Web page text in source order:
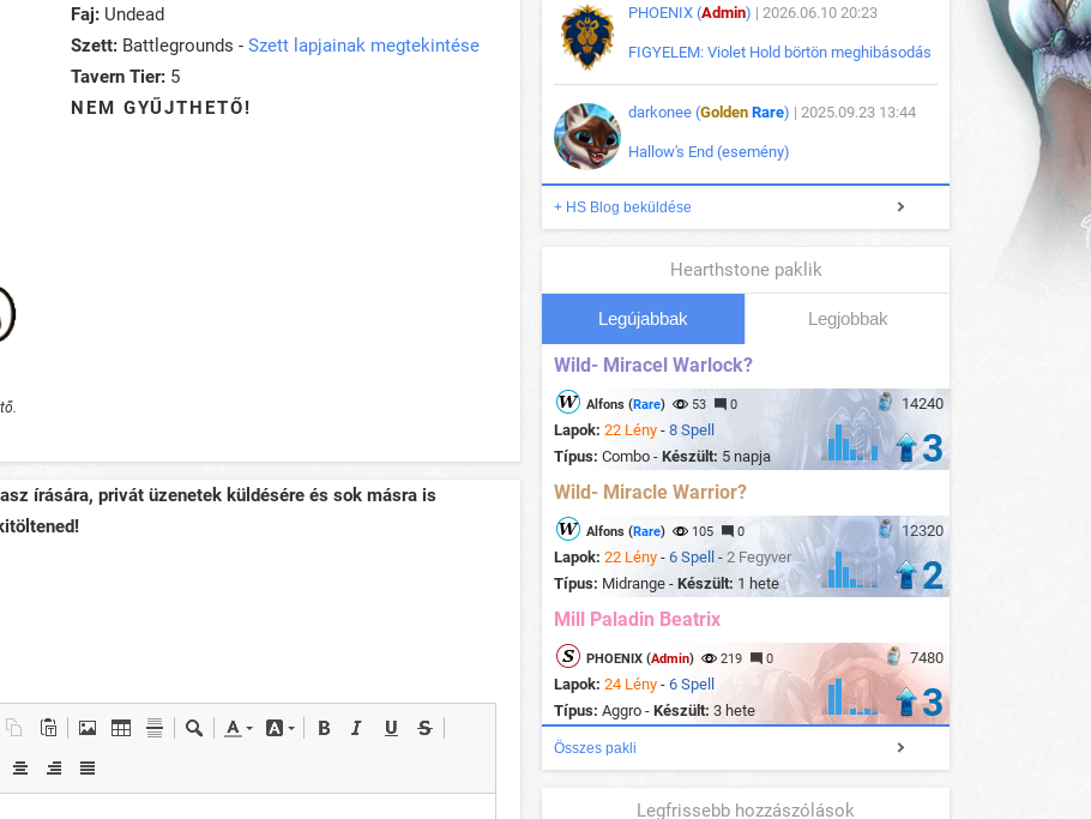
Faj: Undead
Szett: Battlegrounds - Szett lapjainak megtekintése
Tavern Tier: 5
NEM GYŰJTHETŐ!
írására, privát üzenetek küldésére és sok másra is
PHOENIX (Admin) | 2026.06.10 20:23
FIGYELEM: Violet Hold börtön meghibásodás
darkonee (Golden Rare) | 2025.09.23 13:44
Hallow's End (esemény)
+ HS Blog beküldése
Hearthstone paklik
Legújabbak Legjobbak
Wild- Miracel Warlock?
14240
Alfons (Rare) 53 0
Lapok: 22 Lény - 8 Spell
Típus: Combo - Készült: 5 napja 3
Wild- Miracle Warrior?
12320
Alfons (Rare) 105 0
Lapok: 22 Lény - 6 Spell - 2 Fegyver
Típus: Midrange - Készült: 1 hete 2
Mill Paladin Beatrix
7480
PHOENIX (Admin) 219 0
Lapok: 24 Lény - 6 Spell
Típus: Aggro - Készült: 3 hete 3
Összes pakli
Legfrissebb hozzászólások